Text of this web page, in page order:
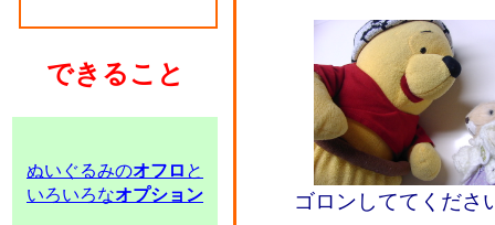
できること
ぬいぐるみのオフロ と
いろいろなオプション ゴロンしててくださ